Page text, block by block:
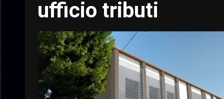
ufficio tributi